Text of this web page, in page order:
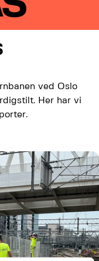
ved Oslo
Her har vi